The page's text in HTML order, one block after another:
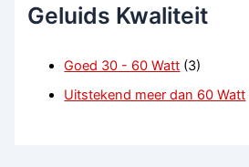
Geluids Kwaliteit
Goed 30 - 60 Watt (3)
Uitstekend meer dan 60 Watt